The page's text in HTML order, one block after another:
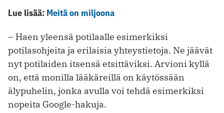
Lue lisää: Meitä on miljoona
– Haen yleensä potilaalle esimerkiksi
potilasohjeita ja erilaisia yhteystietoja. Ne jäävät
nyt potilaiden itsensä etsittäviksi. Arvioni kyllä
on, että monilla lääkäreillä on käytössään
älypuhelin, jonka avulla voi tehdä esimerkiksi
nopeita Google-hakuja.